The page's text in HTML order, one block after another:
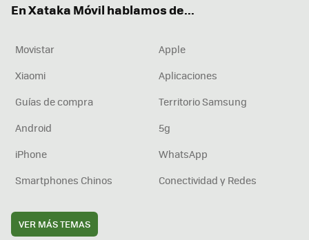
En Xataka Móvil hablamos de...
Movistar
Apple
Xiaomi
Aplicaciones
Guías de compra
Territorio Samsung
Android
5g
iPhone
WhatsApp
Smartphones Chinos
Conectividad y Redes
VER MÁS TEMAS